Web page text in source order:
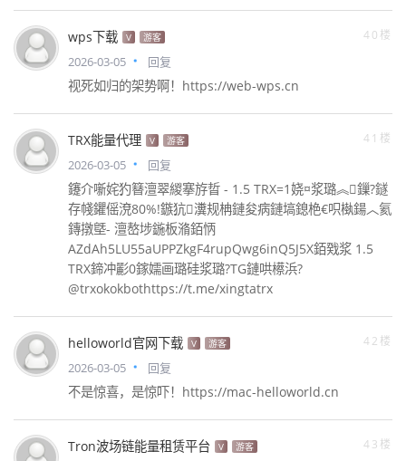
wps下载 V 游客 40楼
2026-03-05 回复
视死如归的架势啊！https://web-wps.cn
TRX能量代理 V 游客 41楼
2026-03-05 回复
鑳介噺姹犳簮澶翠緵搴斿晢 - 1.5 TRX=1娆¤浆璐︽鏁?鐩
存帴鑺傜渷80%!鏃犺瀵规柟鏈夋病鏈塙鎴栬€呮槸鍚︿氦
鏄撴墍- 澶嶅埗鍦板潃銆怲
AZdAh5LU55aUPPZkgF4rupQwg6inQ5J5X銆戣浆 1.5
TRX鍗冲彲0鎵嬬画璐硅浆璐?TG鏈哄櫒浜?
@trxokokbothttps://t.me/xingtatrx
helloworld官网下载 V 游客 42楼
2026-03-05 回复
不是惊喜，是惊吓！https://mac-helloworld.cn
Tron波场链能量租赁平台 V 游客 43楼